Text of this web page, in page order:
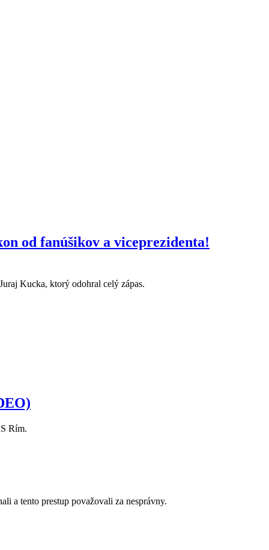
od fanúšikov a viceprezidenta!
Kucka, ktorý odohral celý zápas.
Rím.
a tento prestup považovali za nesprávny.